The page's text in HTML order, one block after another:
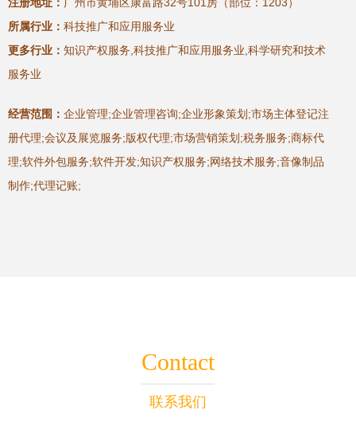
所属行业： 科技推广和应用服务业
更多行业： 知识产权服务,科技推广和应用服务业,科学研究和技术
服务业
经营范围： 企业管理;企业管理咨询;企业形象策划;市场主体登记注
册代理;会议及展览服务;版权代理;市场营销策划;税务服务;商标代
理;软件外包服务;软件开发;知识产权服务;网络技术服务;音像制品
制作;代理记账;
Contact
联系我们